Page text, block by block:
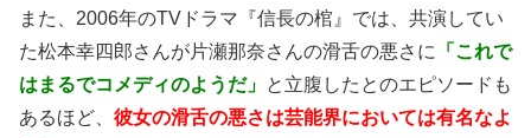
また、2006年のTVドラマ『信長の棺』では、共演してい
た松本幸四郎さんが片瀬那奈さんの滑舌の悪さに
「これで
はまるでコメディのようだ」 と立腹したとのエピソードも
あるほど、 彼女の滑舌の悪さは芸能界においては有名なよ